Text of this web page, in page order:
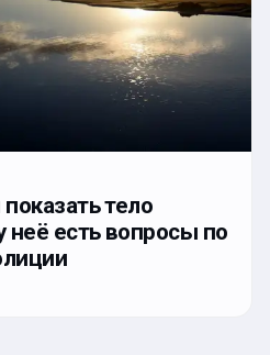
тело
неё есть вопросы по